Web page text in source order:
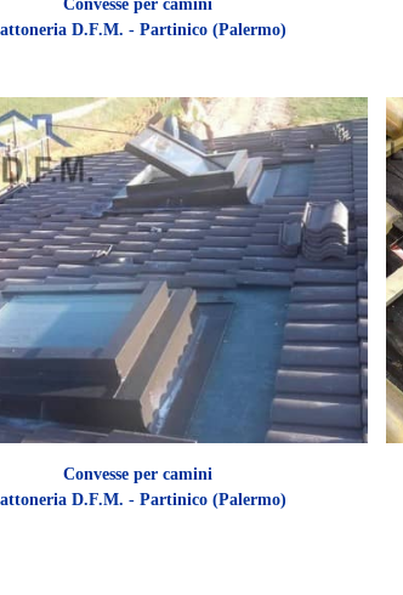
Convesse per camini
D.F.M. - Partinico (Palermo)
Convesse per camini
D.F.M. - Partinico (Palermo)